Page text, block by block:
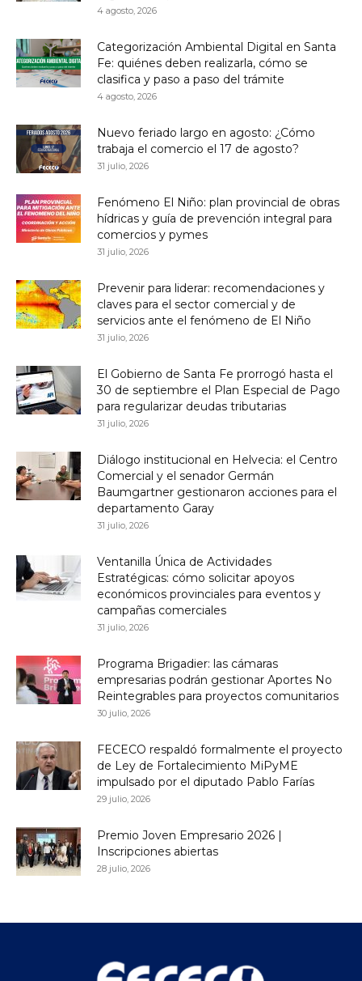
4 agosto, 2026
Categorización Ambiental Digital en Santa
Fe: quiénes deben realizarla, cómo se
clasifica y paso a paso del trámite
4 agosto, 2026
Nuevo feriado largo en agosto: ¿Cómo
trabaja el comercio el 17 de agosto?
31 julio, 2026
Fenómeno El Niño: plan provincial de obras
hídricas y guía de prevención integral para
comercios y pymes
31 julio, 2026
Prevenir para liderar: recomendaciones y
claves para el sector comercial y de
servicios ante el fenómeno de El Niño
31 julio, 2026
El Gobierno de Santa Fe prorrogó hasta el
30 de septiembre el Plan Especial de Pago
para regularizar deudas tributarias
31 julio, 2026
Diálogo institucional en Helvecia: el Centro
Comercial y el senador Germán
Baumgartner gestionaron acciones para el
departamento Garay
31 julio, 2026
Ventanilla Única de Actividades
Estratégicas: cómo solicitar apoyos
económicos provinciales para eventos y
campañas comerciales
31 julio, 2026
Programa Brigadier: las cámaras
empresarias podrán gestionar Aportes No
Reintegrables para proyectos comunitarios
30 julio, 2026
FECECO respaldó formalmente el proyecto
de Ley de Fortalecimiento MiPyME
impulsado por el diputado Pablo Farías
29 julio, 2026
Premio Joven Empresario 2026 |
Inscripciones abiertas
28 julio, 2026